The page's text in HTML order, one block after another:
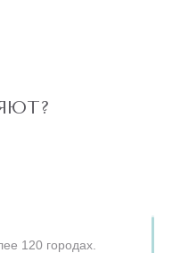
120 городах.